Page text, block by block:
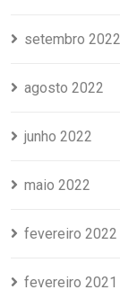
setembro 2022
agosto 2022
junho 2022
maio 2022
fevereiro 2022
fevereiro 2021